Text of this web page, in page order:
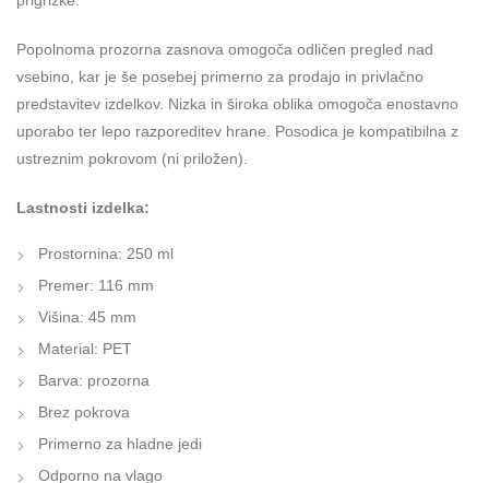
Popolnoma prozorna zasnova omogoča odličen pregled nad
vsebino, kar je še posebej primerno za prodajo in privlačno
predstavitev izdelkov. Nizka in široka oblika omogoča enostavno
uporabo ter lepo razporeditev hrane. Posodica je kompatibilna z
ustreznim pokrovom (ni priložen).
Lastnosti izdelka:
Prostornina: 250 ml
Premer: 116 mm
Višina: 45 mm
Material: PET
Barva: prozorna
Brez pokrova
Primerno za hladne jedi
Odporno na vlago